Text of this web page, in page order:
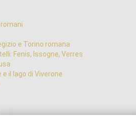
e Torino romana
Fenis, Issogne, Verres
e il lago di Viverone